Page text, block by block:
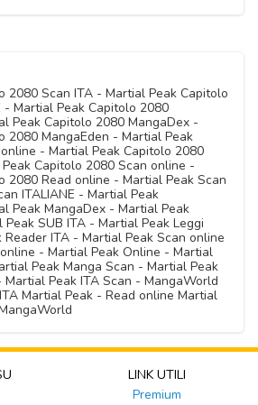
2080 Scan ITA - Martial Peak Capitolo
- Martial Peak Capitolo 2080
Peak Capitolo 2080 MangaDex -
2080 MangaEden - Martial Peak
- Martial Peak Capitolo 2080
Capitolo 2080 Scan online -
2080 Read online - Martial Peak Scan
ITALIANE - Martial Peak
Peak MangaDex - Martial Peak
SUB ITA - Martial Peak Leggi
ITA - Martial Peak Scan online
- Martial Peak Online - Martial
Peak Manga Scan - Martial Peak
Peak ITA Scan - MangaWorld
Martial Peak - Read online Martial
LINK UTILI
Premium